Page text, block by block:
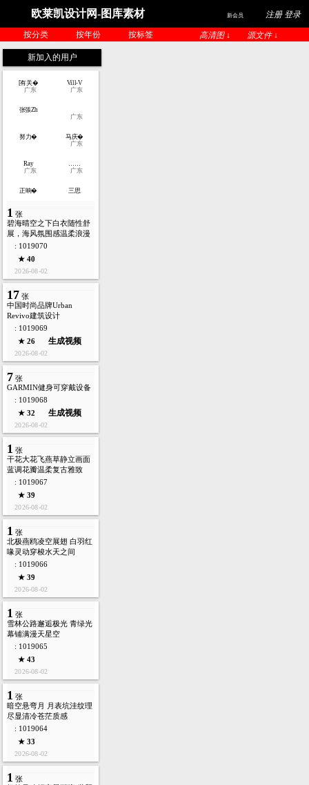
欧莱凯设计网-图库素材 新会员 注册 登录
按分类 按年份 按标签 高清图 ↓ 源文件 ↓
新加入的用户
[有关�
广东
Vill-V
广东
张張Zh
广东
努力�
马庆�
广东
Ray
广东
广东
正晌� 三思
1 张
碧海晴空之下白衣随性舒
展，海风氛围感温柔浪漫
: 1019070
★ 40
2026-08-02
17 张
中国时尚品牌Urban
Revivo建筑设计
: 1019069
★ 26
生成视频
2026-08-02
7 张
GARMIN健身可穿戴设备
: 1019068
★ 32
生成视频
2026-08-02
1 张
干花大花飞燕草静立画面
蓝调花瓣温柔复古雅致
: 1019067
★ 39
2026-08-02
1 张
北极燕鸥凌空展翅 白羽红
喙灵动穿梭水天之间
: 1019066
★ 39
2026-08-02
1 张
雪林公路邂逅极光 青绿光
幕铺满漫天星空
: 1019065
★ 43
2026-08-02
1 张
暗空悬弯月 月表坑洼纹理
尽显清冷苍茫质感
: 1019064
★ 33
2026-08-02
1 张